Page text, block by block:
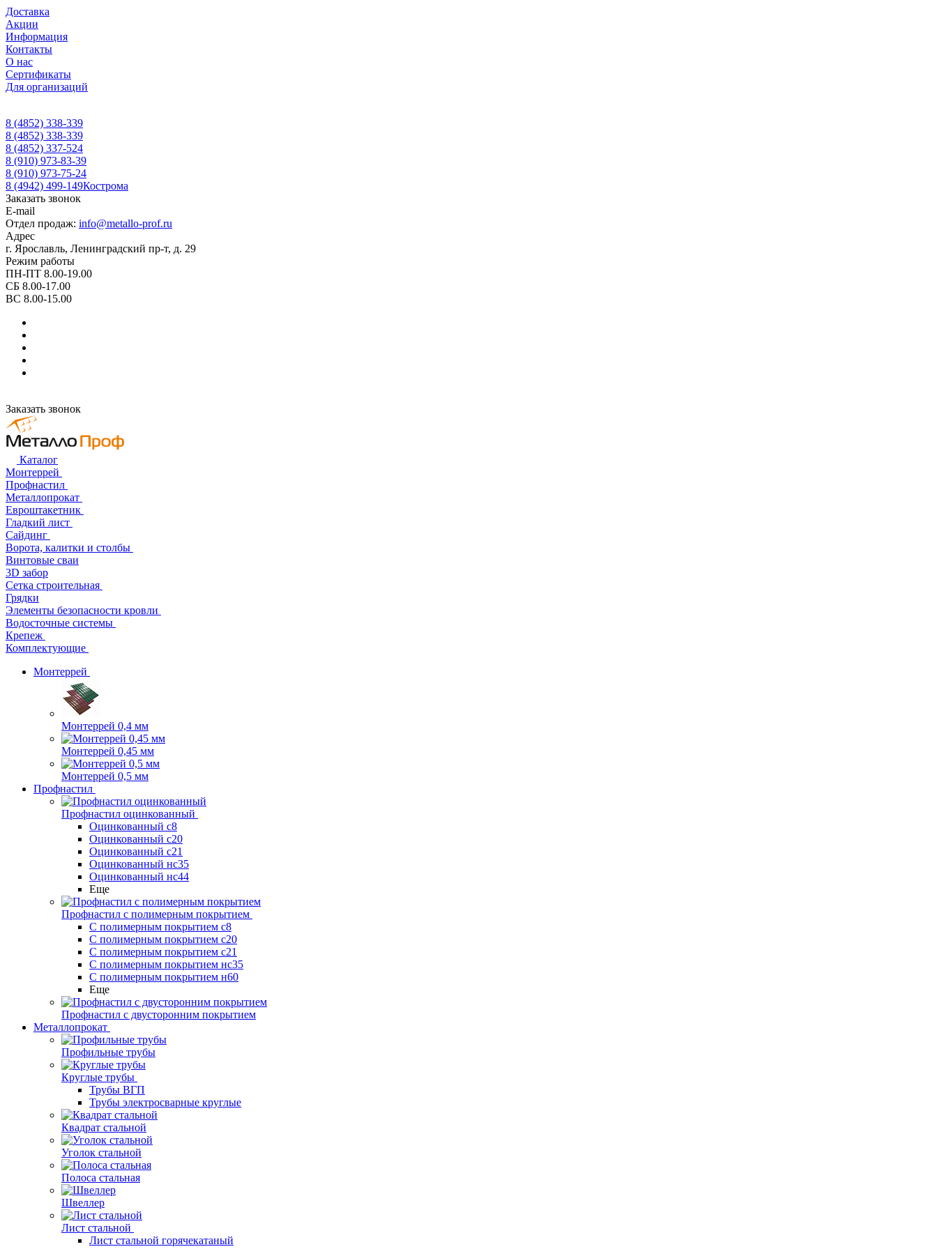
Доставка
Акции
Информация
Контакты
О нас
Сертификаты
Для организаций
8 (4852) 338-339
8 (4852) 338-339
8 (4852) 337-524
8 (910) 973-83-39
8 (910) 973-75-24
8 (4942) 499-149Кострома
Заказать звонок
E-mail
Отдел продаж: info@metallo-prof.ru
Адрес
г. Ярославль, Ленинградский пр-т, д. 29
Режим работы
ПН-ПТ 8.00-19.00
СБ 8.00-17.00
ВС 8.00-15.00
Заказать звонок
Каталог
Монтеррей
Профнастил
Металлопрокат
Евроштакетник
Гладкий лист
Сайдинг
Ворота, калитки и столбы
Винтовые сваи
3D забор
Сетка строительная
Грядки
Элементы безопасности кровли
Водосточные системы
Крепеж
Комплектующие
Монтеррей
Монтеррей 0,4 мм
Монтеррей 0,45 мм
Монтеррей 0,5 мм
Профнастил
Профнастил оцинкованный
Оцинкованный с8
Оцинкованный с20
Оцинкованный с21
Оцинкованный нс35
Оцинкованный нс44
Еще
Профнастил с полимерным покрытием
С полимерным покрытием с8
С полимерным покрытием с20
С полимерным покрытием с21
С полимерным покрытием нс35
С полимерным покрытием н60
Еще
Профнастил с двусторонним покрытием
Металлопрокат
Профильные трубы
Круглые трубы
Трубы ВГП
Трубы электросварные круглые
Квадрат стальной
Уголок стальной
Полоса стальная
Швеллер
Лист стальной
Лист стальной горячекатаный